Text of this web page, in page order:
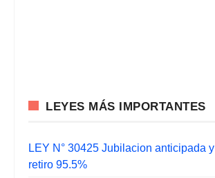
LEYES MÁS IMPORTANTES
LEY N° 30425 Jubilacion anticipada y
retiro 95.5%